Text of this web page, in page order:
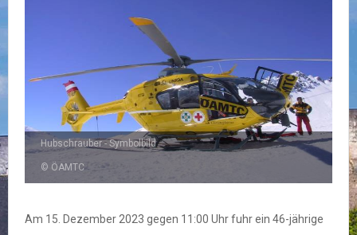
Hubschrauber - Symbolbild
© ÖAMTC
Am 15. Dezember 2023 gegen 11:00 Uhr fuhr ein 46-jährige